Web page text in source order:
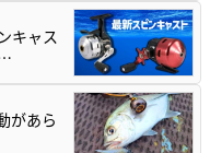
キャス
があら